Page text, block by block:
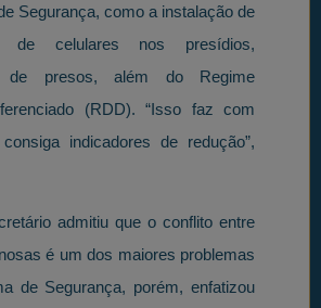
Segurança, como a instalação de
de celulares nos presídios,
de presos, além do Regime
(RDD). “Isso faz com
indicadores de redução”,
admitiu que o conflito entre
é um dos maiores problemas
de Segurança, porém, enfatizou